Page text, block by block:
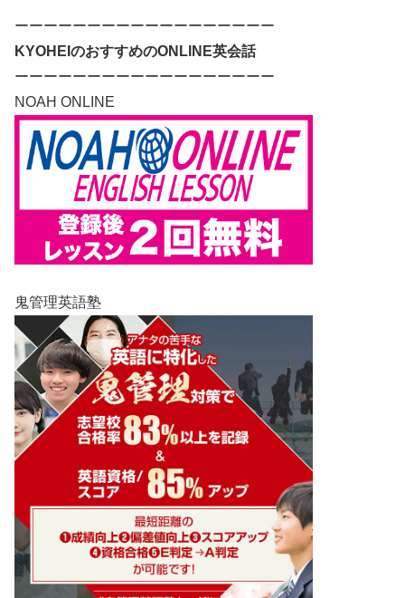
ーーーーーーーーーーーーーーーーーー
KYOHEIのおすすめのONLINE英会話
ーーーーーーーーーーーーーーーーーー
NOAH ONLINE
鬼管理英語塾